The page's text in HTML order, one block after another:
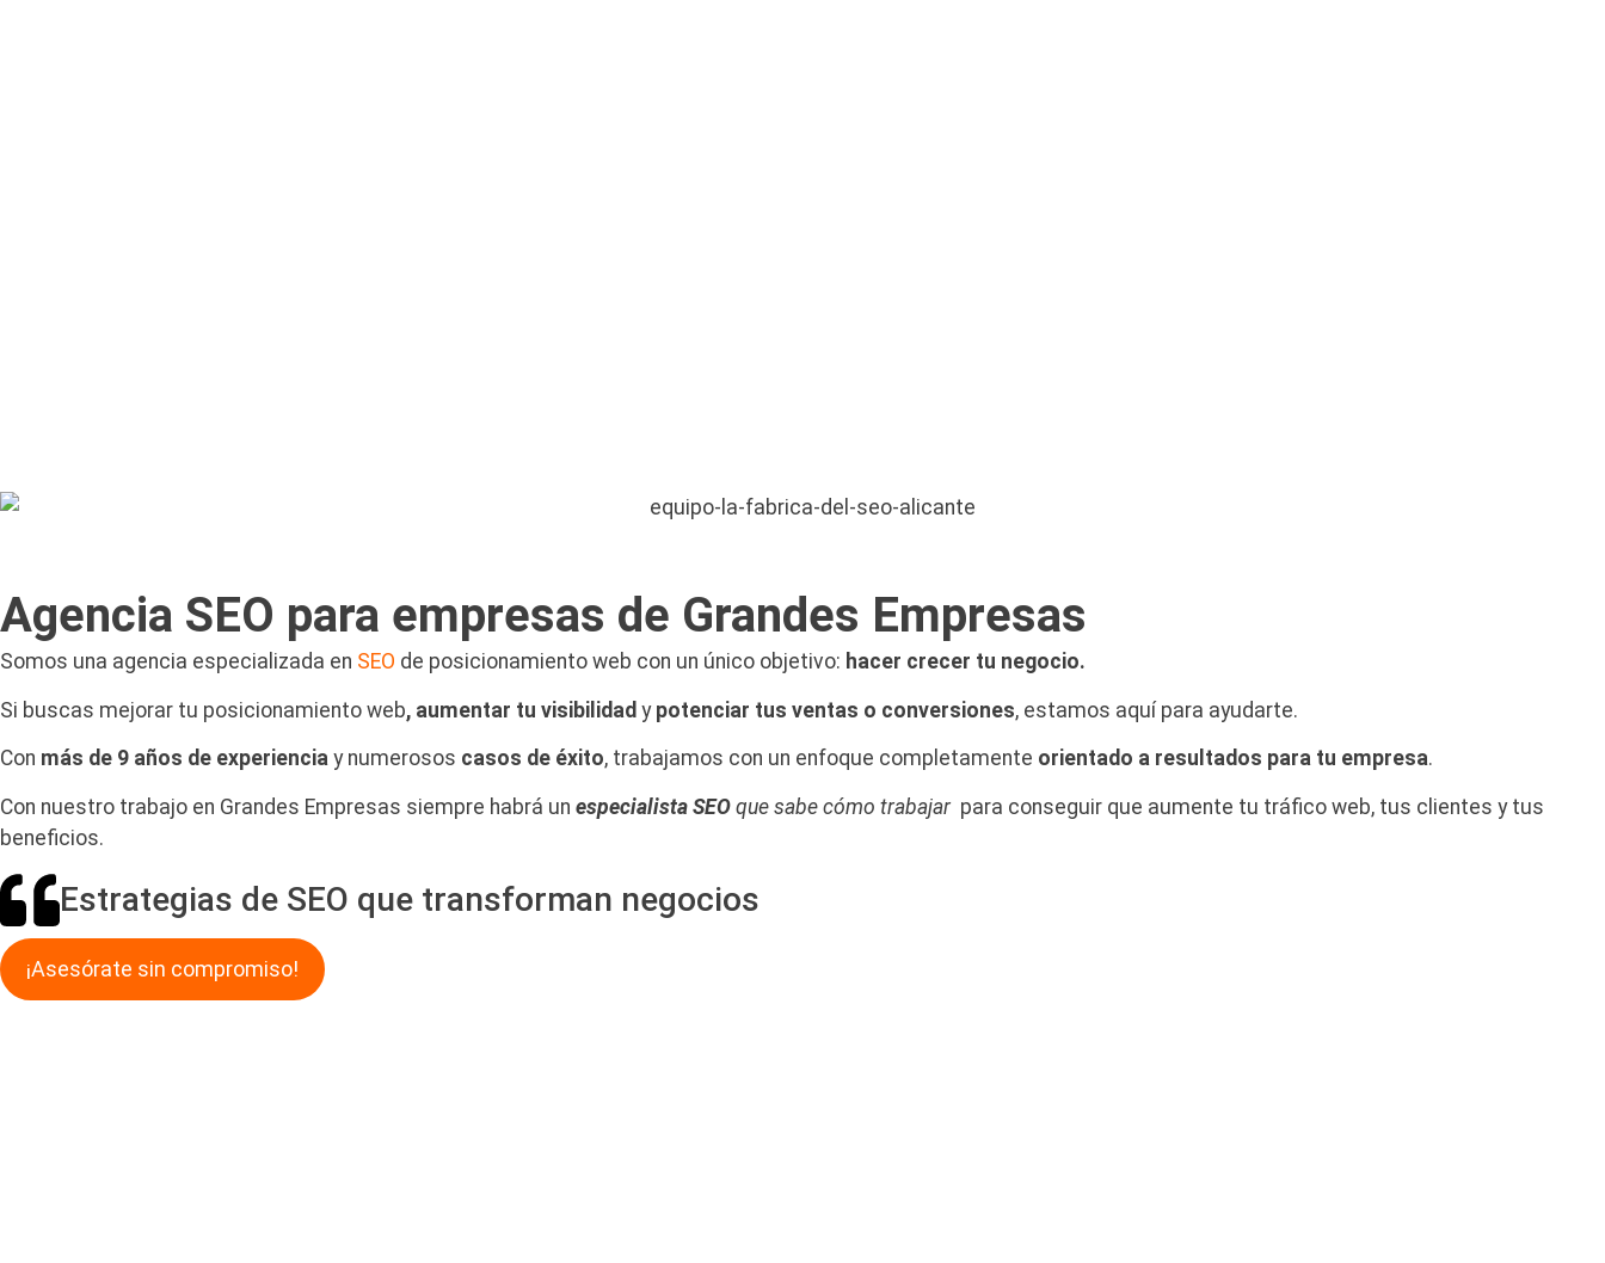
Agencia SEO para empresas de Grandes Empresas
Somos una agencia especializada en SEO de posicionamiento web con un único objetivo: hacer crecer tu negocio.
Si buscas mejorar tu posicionamiento web, aumentar tu visibilidad y potenciar tus ventas o conversiones, estamos aquí para ayudarte.
Con más de 9 años de experiencia y numerosos casos de éxito, trabajamos con un enfoque completamente orientado a resultados para tu empresa.
Con nuestro trabajo en Grandes Empresas siempre habrá un especialista SEO que sabe cómo trabajar para conseguir que aumente tu tráfico web, tus clientes y tus
beneficios.
Estrategias de SEO que transforman negocios
¡Asesórate sin compromiso!